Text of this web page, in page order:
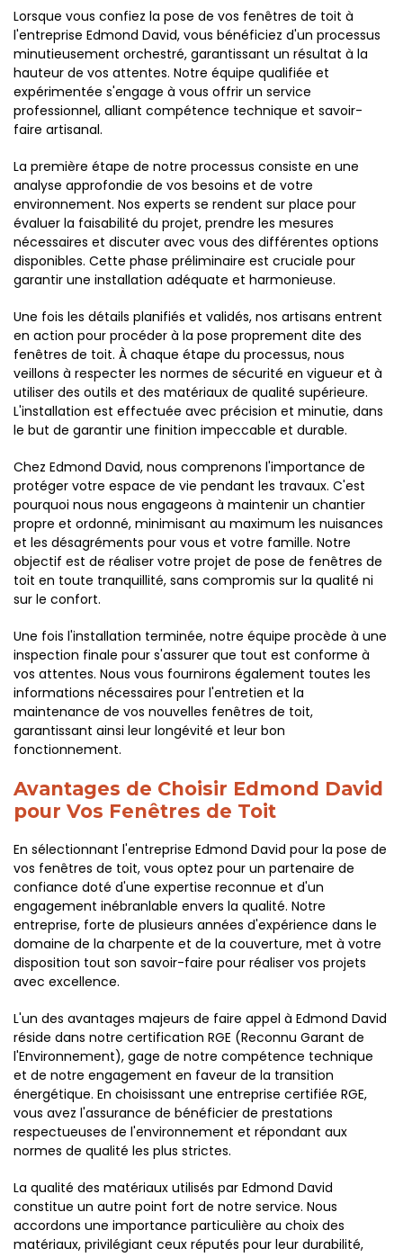
Lorsque vous confiez la pose de vos fenêtres de toit à
l'entreprise Edmond David, vous bénéficiez d'un processus
minutieusement orchestré, garantissant un résultat à la
hauteur de vos attentes. Notre équipe qualifiée et
expérimentée s'engage à vous offrir un service
professionnel, alliant compétence technique et savoir-
faire artisanal.
La première étape de notre processus consiste en une
analyse approfondie de vos besoins et de votre
environnement. Nos experts se rendent sur place pour
évaluer la faisabilité du projet, prendre les mesures
nécessaires et discuter avec vous des différentes options
disponibles. Cette phase préliminaire est cruciale pour
garantir une installation adéquate et harmonieuse.
Une fois les détails planifiés et validés, nos artisans entrent
en action pour procéder à la pose proprement dite des
fenêtres de toit. À chaque étape du processus, nous
veillons à respecter les normes de sécurité en vigueur et à
utiliser des outils et des matériaux de qualité supérieure.
L'installation est effectuée avec précision et minutie, dans
le but de garantir une finition impeccable et durable.
Chez Edmond David, nous comprenons l'importance de
protéger votre espace de vie pendant les travaux. C'est
pourquoi nous nous engageons à maintenir un chantier
propre et ordonné, minimisant au maximum les nuisances
et les désagréments pour vous et votre famille. Notre
objectif est de réaliser votre projet de pose de fenêtres de
toit en toute tranquillité, sans compromis sur la qualité ni
sur le confort.
Une fois l'installation terminée, notre équipe procède à une
inspection finale pour s'assurer que tout est conforme à
vos attentes. Nous vous fournirons également toutes les
informations nécessaires pour l'entretien et la
maintenance de vos nouvelles fenêtres de toit,
garantissant ainsi leur longévité et leur bon
fonctionnement.
Avantages de Choisir Edmond David
pour Vos Fenêtres de Toit
En sélectionnant l'entreprise Edmond David pour la pose de
vos fenêtres de toit, vous optez pour un partenaire de
confiance doté d'une expertise reconnue et d'un
engagement inébranlable envers la qualité. Notre
entreprise, forte de plusieurs années d'expérience dans le
domaine de la charpente et de la couverture, met à votre
disposition tout son savoir-faire pour réaliser vos projets
avec excellence.
L'un des avantages majeurs de faire appel à Edmond David
réside dans notre certification RGE (Reconnu Garant de
l'Environnement), gage de notre compétence technique
et de notre engagement en faveur de la transition
énergétique. En choisissant une entreprise certifiée RGE,
vous avez l'assurance de bénéficier de prestations
respectueuses de l'environnement et répondant aux
normes de qualité les plus strictes.
La qualité des matériaux utilisés par Edmond David
constitue un autre point fort de notre service. Nous
accordons une importance particulière au choix des
matériaux, privilégiant ceux réputés pour leur durabilité,